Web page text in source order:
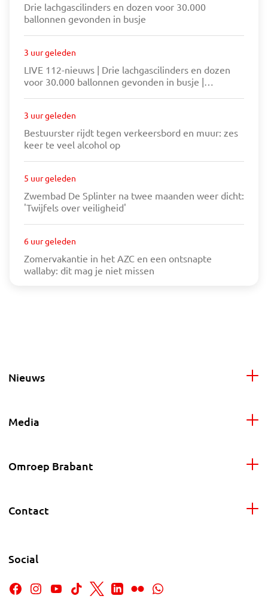
Drie lachgascilinders en dozen voor 30.000
ballonnen gevonden in busje
3 uur geleden
LIVE 112-nieuws | Drie lachgascilinders en dozen
voor 30.000 ballonnen gevonden in busje |
3 uur geleden
Bestuurster rijdt tegen verkeersbord en muur: zes
keer te veel alcohol op
5 uur geleden
Zwembad De Splinter na twee maanden weer dicht:
'Twijfels over veiligheid'
6 uur geleden
Zomervakantie in het AZC en een ontsnapte
wallaby: dit mag je niet missen
Nieuws
Media
Omroep Brabant
Contact
Social